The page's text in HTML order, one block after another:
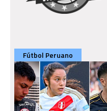
Fútbol Peruano